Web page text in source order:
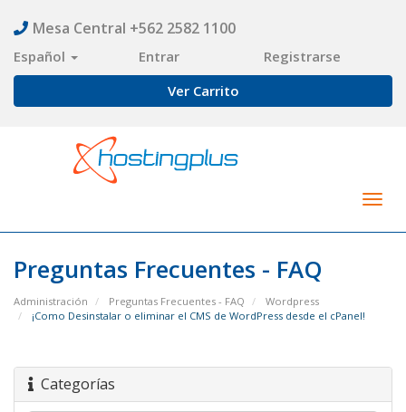
Mesa Central +562 2582 1100
Español Entrar
Registrarse
Ver Carrito
Preguntas Frecuentes - FAQ
Administración Preguntas Frecuentes - FAQ
Wordpress
¡Como Desinstalar o eliminar el CMS de WordPress desde el cPanel!
Categorías